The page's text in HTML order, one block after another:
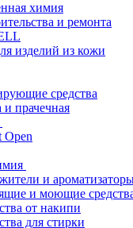
химия
и ремонта
изделий из кожи
средства
прачечная
Open
и
и моющие
от накипи
для стирки